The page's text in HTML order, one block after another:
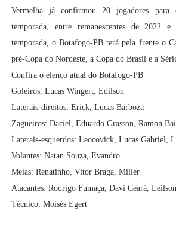
Vermelha já confirmou 20 jogadores
temporada, entre remanescentes de 2022
temporada, o Botafogo-PB terá pela frente o
pré-Copa do Nordeste, a Copa do Brasil e a
Confira o elenco atual do Botafogo-PB
Goleiros: Lucas Wingert, Edilson
Laterais-direitos: Erick, Lucas Barboza
Zagueiros: Daciel, Eduardo Grasson, Ramon
Laterais-esquerdos: Leocovick, Lucas Gabriel,
Volantes: Natan Souza, Evandro
Meias: Renatinho, Vitor Braga, Miller
Atacantes: Rodrigo Fumaça, Davi Ceará,
Técnico: Moisés Egert